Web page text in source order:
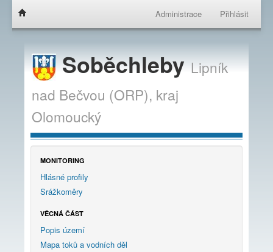
Administrace Přihlásit
SoběchlebyLipník
nad Bečvou (ORP), kraj
Olomoucký
MONITORING
Hlásné profily
Srážkoměry
VĚCNÁ ČÁST
Popis území
Mapa toků a vodních děl